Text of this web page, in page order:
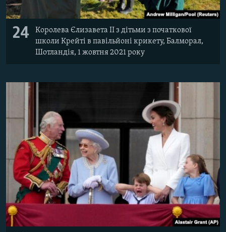
24
Королева Єлизавета II з дітьми з початкової
школи Крейті в павільйоні крикету, Балморал,
Шотландія, 1 жовтня 2021 року